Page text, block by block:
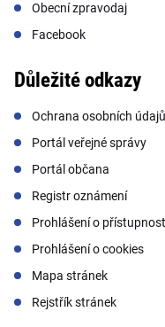
Obecní zpravodaj
Facebook
Důležité odkazy
Ochrana osobních údajů
Portál veřejné správy
Portál občana
Registr oznámení
Prohlášení o
Prohlášení o cookies
Mapa stránek
Rejstřík stránek